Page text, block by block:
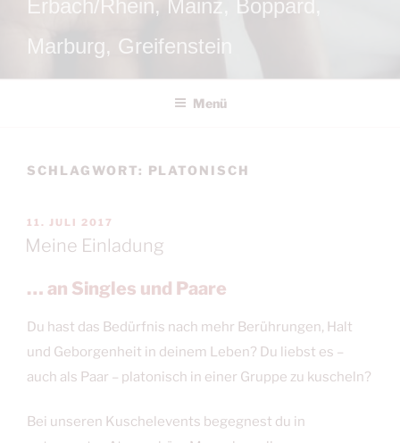
Erbach/Rhein, Mainz, Boppard,
Marburg, Greifenstein
Menü
SCHLAGWORT: PLATONISCH
VERÖFFENTLICHT
AM
11. JULI 2017
Meine Einladung
… an Singles und Paare
Du hast das Bedürfnis nach mehr Berührungen, Halt
und Geborgenheit in deinem Leben? Du liebst es –
auch als Paar – platonisch in einer Gruppe zu kuscheln?
Bei unseren Kuschelevents begegnest du in